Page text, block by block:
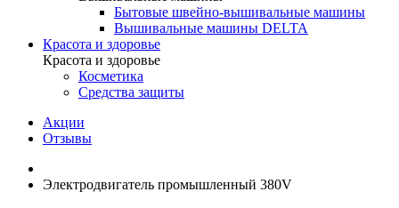
Бытовые швейно-вышивальные машины
Вышивальные машины DELTA
Красота и здоровье
Красота и здоровье
Косметика
Средства защиты
Акции
Отзывы
Электродвигатель промышленный 380V